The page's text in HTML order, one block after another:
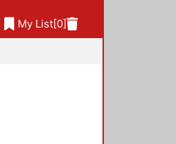
My List[0]